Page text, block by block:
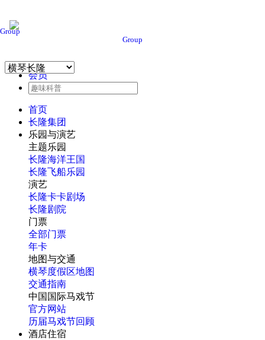
会员
首页
长隆集团
Group
乐园与演艺
主题乐园
长隆海洋王国
长隆飞船乐园
演艺
长隆卡卡剧场
长隆剧院
门票
全部门票
年卡
地图与交通
横琴度假区地图
交通指南
中国国际马戏节
官方网站
历届马戏节回顾
酒店住宿
Group